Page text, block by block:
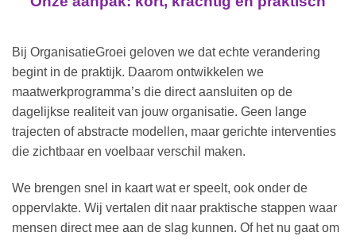
Bij OrganisatieGroei geloven we dat echte verandering
begint in de praktijk. Daarom ontwikkelen we
maatwerkprogramma’s die direct aansluiten op de
dagelijkse realiteit van jouw organisatie. Geen lange
trajecten of abstracte modellen, maar gerichte interventies
die zichtbaar en voelbaar verschil maken.
We brengen snel in kaart wat er speelt, ook onder de
oppervlakte. Wij vertalen dit naar praktische stappen waar
mensen direct mee aan de slag kunnen. Of het nu gaat om